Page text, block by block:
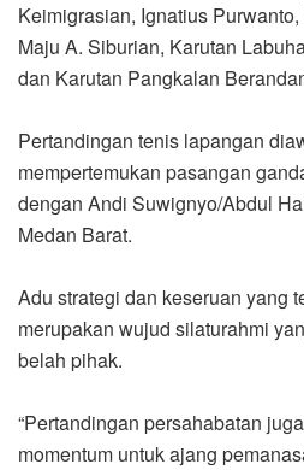
Keimigrasian, Ignatius
Maju A. Siburian, Karutan
dan Karutan Pangkalan
Pertandingan tenis lapangan
mempertemukan pasangan
dengan Andi Suwignyo/Abdul
Medan Barat.
Adu strategi dan keseruan yang
merupakan wujud silaturahmi
belah pihak.
“Pertandingan persahabatan
momentum untuk ajang